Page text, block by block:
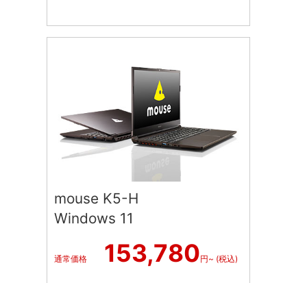
mouse K5-H
Windows 11
通常価格 153,780円~ (税込)